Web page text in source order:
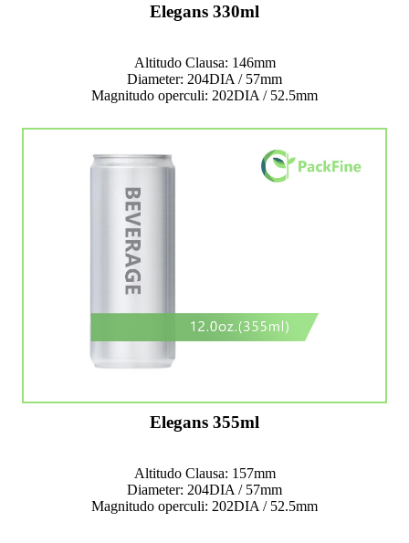
Elegans 330ml
Altitudo Clausa: 146mm
Diameter: 204DIA / 57mm
Magnitudo operculi: 202DIA / 52.5mm
Elegans 355ml
Altitudo Clausa: 157mm
Diameter: 204DIA / 57mm
Magnitudo operculi: 202DIA / 52.5mm